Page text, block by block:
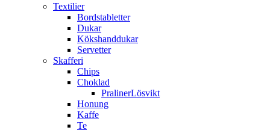
Textilier
Bordstabletter
Dukar
Kökshanddukar
Servetter
Skafferi
Chips
Choklad
PralinerLösvikt
Honung
Kaffe
Te